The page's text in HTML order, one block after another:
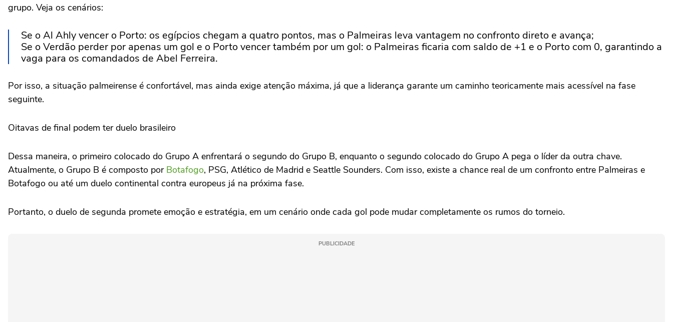
grupo. Veja os cenários:
Se o Al Ahly vencer o Porto: os egípcios chegam a quatro pontos, mas o Palmeiras leva vantagem no confronto direto e avança;
Se o Verdão perder por apenas um gol e o Porto vencer também por um gol: o Palmeiras ficaria com saldo de +1 e o Porto com 0, garantindo a
vaga para os comandados de Abel Ferreira.
Por isso, a situação palmeirense é confortável, mas ainda exige atenção máxima, já que a liderança garante um caminho teoricamente mais acessível na fase
seguinte.
Oitavas de final podem ter duelo brasileiro
Dessa maneira, o primeiro colocado do Grupo A enfrentará o segundo do Grupo B, enquanto o segundo colocado do Grupo A pega o líder da outra chave.
Atualmente, o Grupo B é composto por Botafogo, PSG, Atlético de Madrid e Seattle Sounders. Com isso, existe a chance real de um confronto entre Palmeiras e
Botafogo ou até um duelo continental contra europeus já na próxima fase.
Portanto, o duelo de segunda promete emoção e estratégia, em um cenário onde cada gol pode mudar completamente os rumos do torneio.
PUBLICIDADE